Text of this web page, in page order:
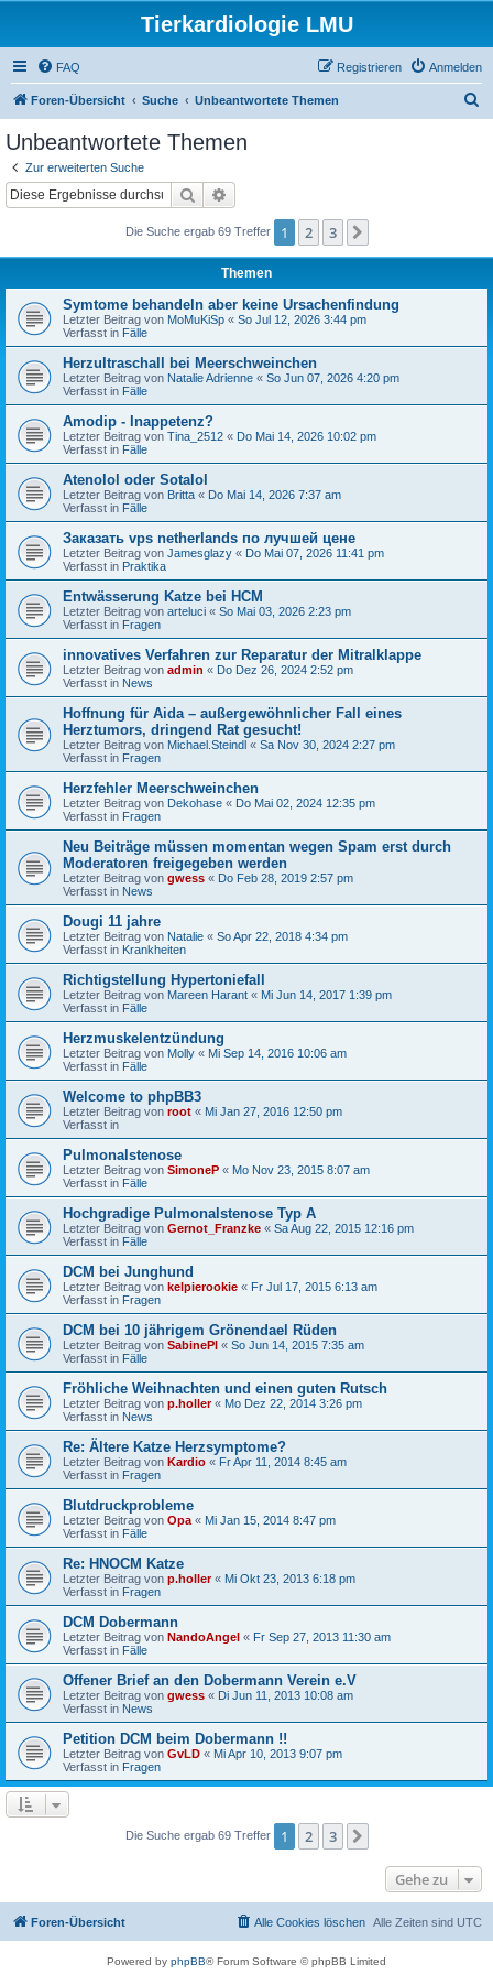
Tierkardiologie LMU
FAQ Anmelden
Registrieren
Foren-Übersicht Suche Unbeantwortete Themen
Unbeantwortete Themen
Zur erweiterten Suche
Suche
Die Suche ergab 69 Treffer 1 2 3
Themen
Symtome behandeln aber keine Ursachenfindung
Letzter Beitrag von MoMuKiSp « So Jul 12, 2026 3:44 pm
Verfasst in Fälle
Herzultraschall bei Meerschweinchen
Letzter Beitrag von Natalie Adrienne « So Jun 07, 2026 4:20 pm
Verfasst in Fälle
Amodip - Inappetenz?
Letzter Beitrag von Tina_2512 « Do Mai 14, 2026 10:02 pm
Verfasst in Fälle
Atenolol oder Sotalol
Letzter Beitrag von Britta « Do Mai 14, 2026 7:37 am
Verfasst in Fälle
Заказать vps netherlands по лучшей цене
Letzter Beitrag von Jamesglazy « Do Mai 07, 2026 11:41 pm
Verfasst in Praktika
Entwässerung Katze bei HCM
Letzter Beitrag von arteluci « So Mai 03, 2026 2:23 pm
Verfasst in Fragen
innovatives Verfahren zur Reparatur der Mitralklappe
Letzter Beitrag von admin « Do Dez 26, 2024 2:52 pm
Verfasst in News
Hoffnung für Aida – außergewöhnlicher Fall eines
Herztumors, dringend Rat gesucht!
Letzter Beitrag von Michael.Steindl « Sa Nov 30, 2024 2:27 pm
Verfasst in Fragen
Herzfehler Meerschweinchen
Letzter Beitrag von Dekohase « Do Mai 02, 2024 12:35 pm
Verfasst in Fragen
Neu Beiträge müssen momentan wegen Spam erst durch
Moderatoren freigegeben werden
Letzter Beitrag von gwess « Do Feb 28, 2019 2:57 pm
Verfasst in News
Dougi 11 jahre
Letzter Beitrag von Natalie « So Apr 22, 2018 4:34 pm
Verfasst in Krankheiten
Richtigstellung Hypertoniefall
Letzter Beitrag von Mareen Harant « Mi Jun 14, 2017 1:39 pm
Verfasst in Fälle
Herzmuskelentzündung
Letzter Beitrag von Molly « Mi Sep 14, 2016 10:06 am
Verfasst in Fälle
Welcome to phpBB3
Letzter Beitrag von root « Mi Jan 27, 2016 12:50 pm
Verfasst in
Pulmonalstenose
Letzter Beitrag von SimoneP « Mo Nov 23, 2015 8:07 am
Verfasst in Fälle
Hochgradige Pulmonalstenose Typ A
Letzter Beitrag von Gernot_Franzke « Sa Aug 22, 2015 12:16 pm
Verfasst in Fälle
DCM bei Junghund
Letzter Beitrag von kelpierookie « Fr Jul 17, 2015 6:13 am
Verfasst in Fragen
DCM bei 10 jährigem Grönendael Rüden
Letzter Beitrag von SabinePl « So Jun 14, 2015 7:35 am
Verfasst in Fälle
Fröhliche Weihnachten und einen guten Rutsch
Letzter Beitrag von p.holler« Mo Dez 22, 2014 3:26 pm
Verfasst in News
Re: Ältere Katze Herzsymptome?
Letzter Beitrag von Kardio « Fr Apr 11, 2014 8:45 am
Verfasst in Fragen
Blutdruckprobleme
Letzter Beitrag von Opa « Mi Jan 15, 2014 8:47 pm
Verfasst in Fälle
Re: HNOCM Katze
Letzter Beitrag von p.holler« Mi Okt 23, 2013 6:18 pm
Verfasst in Fragen
DCM Dobermann
Letzter Beitrag von NandoAngel « Fr Sep 27, 2013 11:30 am
Verfasst in Fälle
Offener Brief an den Dobermann Verein e.V
Letzter Beitrag von gwess « Di Jun 11, 2013 10:08 am
Verfasst in News
Petition DCM beim Dobermann !!
Letzter Beitrag von GvLD « Mi Apr 10, 2013 9:07 pm
Verfasst in Fragen
Die Suche ergab 69 Treffer 1 2 3
Gehe zu
Foren-Übersicht Alle Zeiten sind UTC
Alle Cookies löschen
Powered by phpBB® Forum Software © phpBB Limited